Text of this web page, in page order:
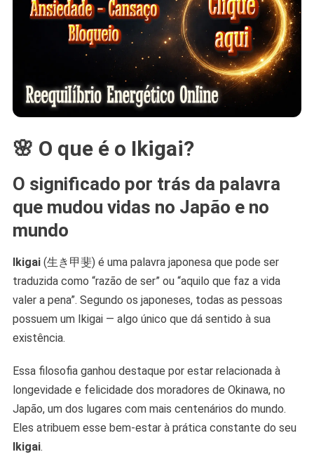
🌸 O que é o Ikigai?
O significado por trás da palavra
que mudou vidas no Japão e no
mundo
Ikigai(生き甲斐) é uma palavra japonesa que pode ser
traduzida como “razão de ser” ou “aquilo que faz a vida
valer a pena”. Segundo os japoneses, todas as pessoas
possuem um Ikigai — algo único que dá sentido à sua
existência.
Essa filosofia ganhou destaque por estar relacionada à
longevidade e felicidade dos moradores de Okinawa, no
Japão, um dos lugares com mais centenários do mundo.
Eles atribuem esse bem-estar à prática constante do seu
Ikigai.